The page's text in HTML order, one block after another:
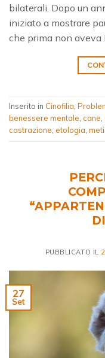
bilaterali. Dopo un
iniziato a mostrare
che prima non aveva
Inserito in Cinofilia,
benessere mentale, cane,
castrazione, etologia,
PUBBLICATO IL
27
Set